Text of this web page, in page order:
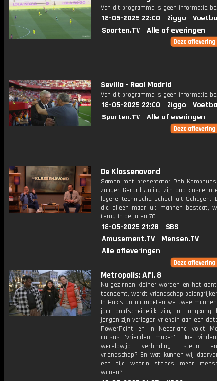
Van dit programma is geen informatie
18-05-2025 22:00 Ziggo
Sporten.TV
Alle afleveringen
Sevilla - Real Madrid
Van dit programma is geen informatie
18-05-2025 22:00 Ziggo
Sporten.TV
Alle afleveringen
De Klassenavond
Samen met presentator Rob
zanger Gerard Joling zijn oud-
lagere technische school uit Schagen.
die alleen maar uit mannen bestaat,
terug in de jaren 70.
18-05-2025 21:28
SBS
Amusement.TV
Mensen.TV
Alle afleveringen
Metropolis: Afl. 8
Nu gezinnen kleiner worden en het
toeneemt, wordt vriendschap
In Pakistan ontmoeten we twee
jaar onafscheidelijk zijn, in Hongkong
jongen zijn verlegen vriendin aan een
PowerPoint en in Nederland volgt
cursus 'vrienden maken'. Hoe
wereldwijd verbinding, steun
vriendschap? En wat kunnen wij
een tijd waarin steeds meer
wonen?